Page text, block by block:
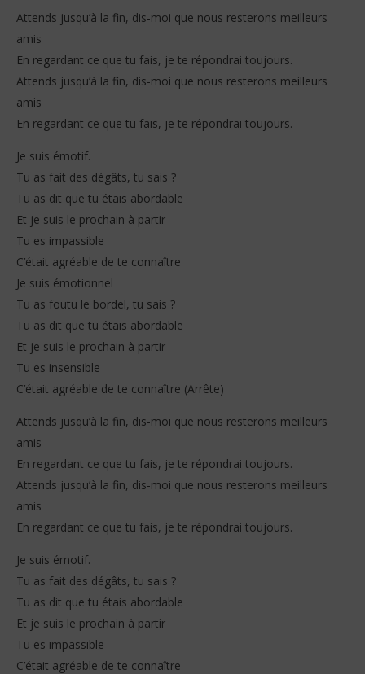
Attends jusqu’à la fin, dis-moi que nous resterons meilleurs
amis
En regardant ce que tu fais, je te répondrai toujours.
Attends jusqu’à la fin, dis-moi que nous resterons meilleurs
amis
En regardant ce que tu fais, je te répondrai toujours.
Je suis émotif.
Tu as fait des dégâts, tu sais ?
Tu as dit que tu étais abordable
Et je suis le prochain à partir
Tu es impassible
C’était agréable de te connaître
Je suis émotionnel
Tu as foutu le bordel, tu sais ?
Tu as dit que tu étais abordable
Et je suis le prochain à partir
Tu es insensible
C’était agréable de te connaître (Arrête)
Attends jusqu’à la fin, dis-moi que nous resterons meilleurs
amis
En regardant ce que tu fais, je te répondrai toujours.
Attends jusqu’à la fin, dis-moi que nous resterons meilleurs
amis
En regardant ce que tu fais, je te répondrai toujours.
Je suis émotif.
Tu as fait des dégâts, tu sais ?
Tu as dit que tu étais abordable
Et je suis le prochain à partir
Tu es impassible
C’était agréable de te connaître